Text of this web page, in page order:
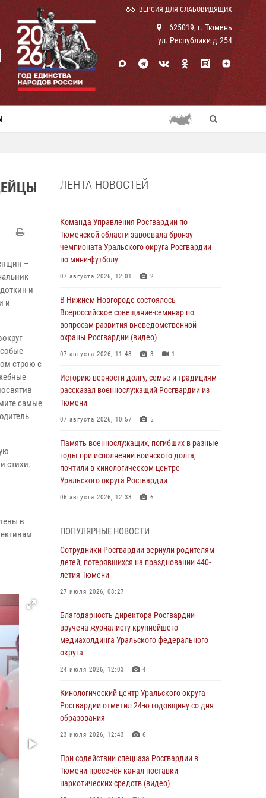
ВЕРСИЯ ДЛЯ СЛАБОВИДЯЩИХ
625019, г. Тюмень
ул. Республики д.254
–
и
и
строю с
самые
стихи.
в
ЛЕНТА НОВОСТЕЙ
Команда Управления Росгвардии по
Тюменской области завоевала бронзу
чемпионата Уральского округа Росгвардии
по мини-футболу
07 августа 2026, 12:01 2
В Нижнем Новгороде состоялось
Всероссийское совещание-семинар по
вопросам развития вневедомственной
охраны Росгвардии (видео)
07 августа 2026, 11:48 3 1
Историю верности долгу, семье и традициям
рассказал военнослужащий Росгвардии из
Тюмени
07 августа 2026, 10:57 5
Память военнослужащих, погибших в разные
годы при исполнении воинского долга,
почтили в кинологическом центре
Уральского округа Росгвардии
06 августа 2026, 12:38 6
знакомят детей со своей службой и
напоминают о мерах безопасности
06 августа 2026, 12:33 2
области» в рамках акции «Храним огонь
06 августа 2026, 04:41 3
Росгвардейцы в Тюменской области почтили
Яковлева
05 августа 2026, 11:03 4
В Тюмени офицер Росгвардии в радиоэфире
владения оружием
05 августа 2026, 09:56 2
ПОПУЛЯРНЫЕ НОВОСТИ
Сотрудники Росгвардии вернули родителям
детей, потерявшихся на праздновании 440-
летия Тюмени
27 июля 2026, 08:27
Благодарность директора Росгвардии
вручена журналисту крупнейшего
медиахолдинга Уральского федерального
округа
24 июля 2026, 12:03 4
Кинологический центр Уральского округа
Росгвардии отметил 24-ю годовщину со дня
образования
23 июля 2026, 12:43 6
При содействии спецназа Росгвардии в
Тюмени пресечён канал поставки
наркотических средств (видео)